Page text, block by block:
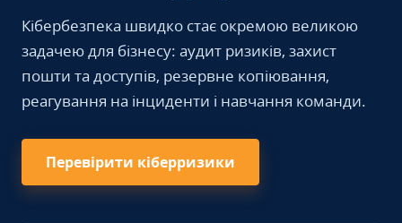
Кібербезпека швидко стає окремою великою
задачею для бізнесу: аудит ризиків, захист
пошти та доступів, резервне копіювання,
реагування на інциденти і навчання команди.
Перевірити кіберризики